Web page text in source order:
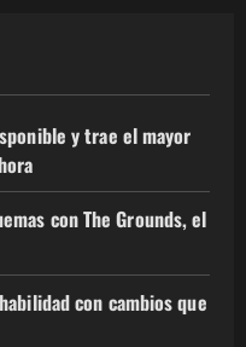
y trae el mayor
con The Grounds, el
con cambios que